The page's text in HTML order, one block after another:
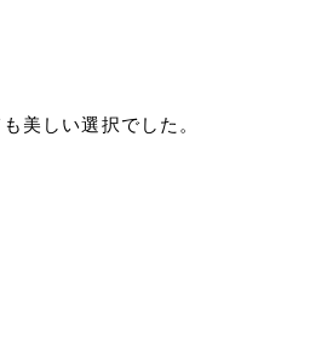
美しい選択でした。